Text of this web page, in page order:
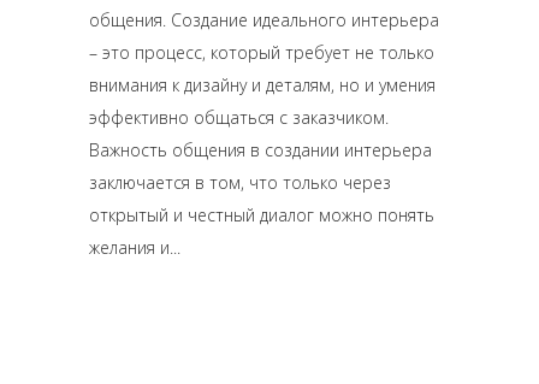
общения. Создание идеального интерьера
– это процесс, который требует не только
внимания к дизайну и деталям, но и умения
эффективно общаться с заказчиком.
Важность общения в создании интерьера
заключается в том, что только через
открытый и честный диалог можно понять
желания и